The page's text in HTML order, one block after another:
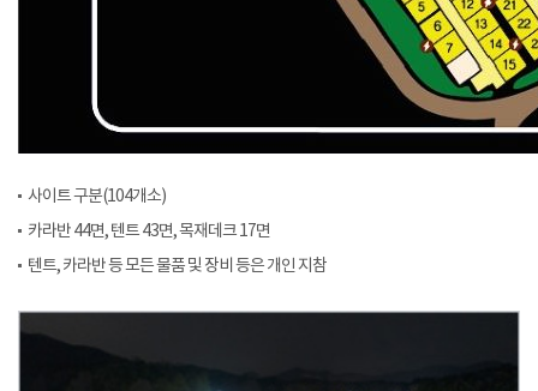
사이트 구분(104개소)
카라반 44면, 텐트 43면, 목재데크 17면
텐트, 카라반 등 모든 물품 및 장비 등은 개인 지참